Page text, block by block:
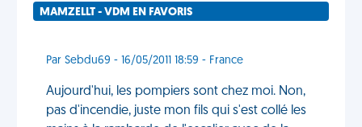
MAMZELLT - VDM EN FAVORIS
Par Sebdu69 - 16/05/2011 18:59 - France
Aujourd'hui, les pompiers sont chez moi. Non,
pas d'incendie, juste mon fils qui s'est collé les